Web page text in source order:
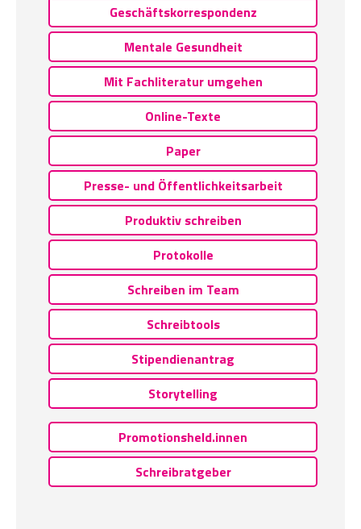
Geschäftskorrespondenz
Mentale Gesundheit
Mit Fachliteratur umgehen
Online-Texte
Paper
Presse- und Öffentlichkeitsarbeit
Produktiv schreiben
Protokolle
Schreiben im Team
Schreibtools
Stipendienantrag
Storytelling
Promotionsheld.innen
Schreibratgeber